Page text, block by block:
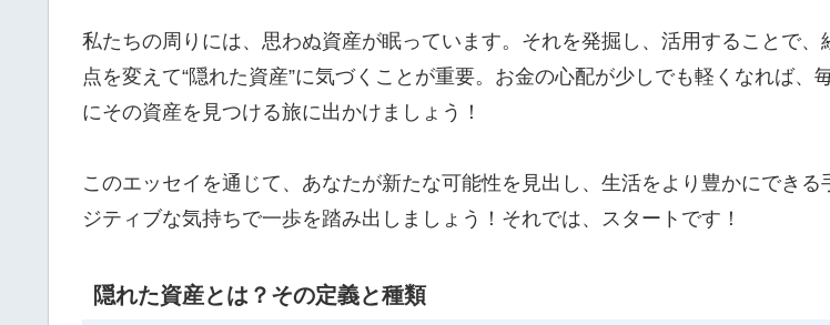
私たちの周りには、思わぬ資産が眠っています。それを発掘し、活用することで
点を変えて“隠れた資産”に気づくことが重要。お金の心配が少しでも軽くなれば
にその資産を見つける旅に出かけましょう！
このエッセイを通じて、あなたが新たな可能性を見出し、生活をより豊かにでき
ジティブな気持ちで一歩を踏み出しましょう！それでは、スタートです！
隠れた資産とは？その定義と種類